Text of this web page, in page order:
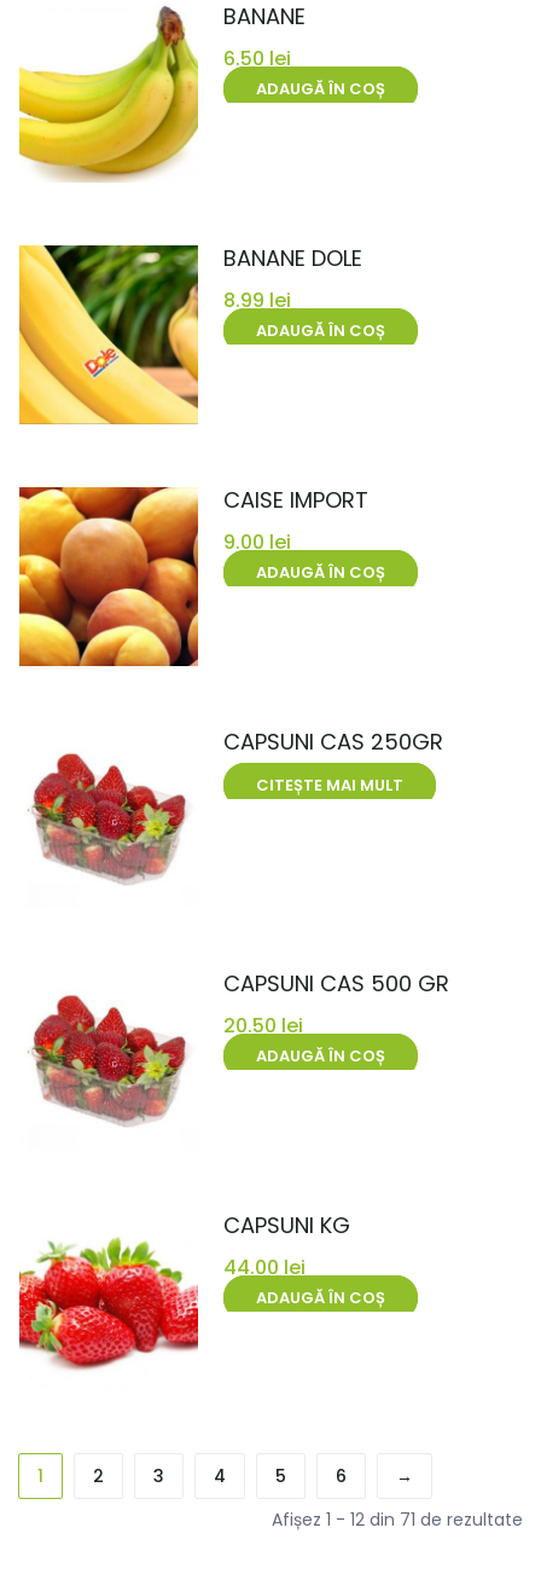
BANANE
6.50 lei
ADAUGĂ ÎN COȘ
BANANE DOLE
8.99 lei
ADAUGĂ ÎN COȘ
CAISE IMPORT
9.00 lei
ADAUGĂ ÎN COȘ
CAPSUNI CAS 250GR
CITEȘTE MAI MULT
CAPSUNI CAS 500 GR
20.50 lei
ADAUGĂ ÎN COȘ
CAPSUNI KG
44.00 lei
ADAUGĂ ÎN COȘ
1 2 3 4 5 6
→
Afișez 1 - 12 din 71 de rezultate